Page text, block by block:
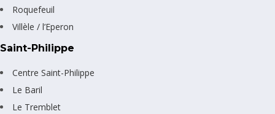
Roquefeuil
Villèle / l’Eperon
Saint-Philippe
Centre Saint-Philippe
Le Baril
Le Tremblet